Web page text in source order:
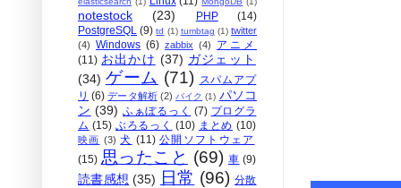
notestock (23) PHP
(14)
PostgreSQL (9) td (1) tumbtag (1) twitter
(4) Windows (6) zabbix (4)
アニメ
(11) お出かけ (37) ガジェット
(34) ゲーム (71) スパムアプ
リ (6) データ解析 (2) バイク (1) パソコ
ン (39) ふぁぼるっく (7) プログラ
ム (15) ぶろるっく (10) まとめ (10)
映画 (3) 犬 (11) 公開ソフトウェア
(15) 思ったこと (69) 車 (9)
読書感想 (35) 日常 (96) 分散